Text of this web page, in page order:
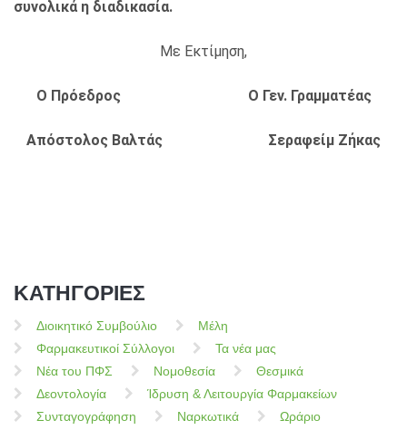
συνολικά η διαδικασία.
Με Εκτίμηση,
Ο Πρόεδρος Ο Γεν. Γραμματέας
Απόστολος Βαλτάς Σεραφείμ Ζήκας
ΚΑΤΗΓΟΡΙΕΣ
Διοικητικό Συμβούλιο
Μέλη
Φαρμακευτικοί Σύλλογοι
Τα νέα μας
Νέα του ΠΦΣ
Νομοθεσία
Θεσμικά
Δεοντολογία
Ίδρυση & Λειτουργία Φαρμακείων
Συνταγογράφηση
Ναρκωτικά
Ωράριο